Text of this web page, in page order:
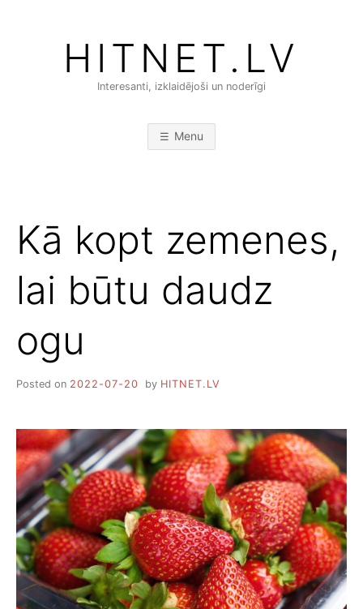
HITNET.LV
Interesanti, izklaidējoši un noderīgi
Menu
Kā kopt zemenes,
lai būtu daudz
ogu
Posted on 2022-07-20 by HITNET.LV